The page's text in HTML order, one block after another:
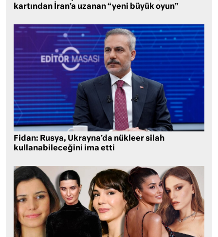
kartından İran’a uzanan “yeni büyük oyun”
Fidan: Rusya, Ukrayna’da nükleer silah
kullanabileceğini ima etti